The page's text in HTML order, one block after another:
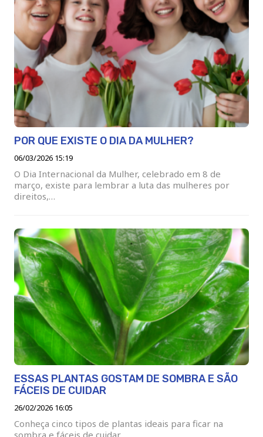
POR QUE EXISTE O DIA DA MULHER?
06/03/2026 15:19
O Dia Internacional da Mulher, celebrado em 8 de
março, existe para lembrar a luta das mulheres por
direitos,…
ESSAS PLANTAS GOSTAM DE SOMBRA E SÃO
FÁCEIS DE CUIDAR
26/02/2026 16:05
Conheça cinco tipos de plantas ideais para ficar na
sombra e fáceis de cuidar